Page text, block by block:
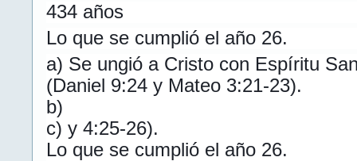
434 años
Lo que se cumplió el año 26.
a) Se ungió a Cristo con Espíritu
(Daniel 9:24 y Mateo 3:21-23).
b)
c) y 4:25-26).
Lo que se cumplió el año 26.